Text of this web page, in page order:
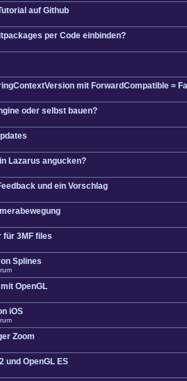
auf Github
per Code einbinden?
mit ForwardCompatible =
oder selbst bauen?
Lazarus angucken?
und ein Vorschlag
für 3MF files
Splines
OpenGL
iOS
Zoom
und OpenGL ES